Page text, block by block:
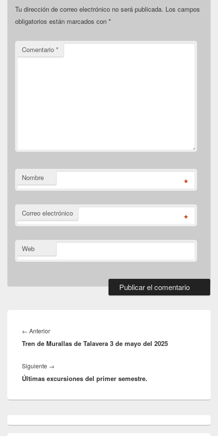
Tu dirección de correo electrónico no será publicada. Los campos
obligatorios están marcados con *
Comentario *
Nombre *
Correo electrónico *
Web
de
entradas
← AnteriorEntrada
anterior:
Tren de Murallas de Talavera 3 de mayo del 2025
Siguiente →
siguiente:
Últimas excursiones del primer semestre.
área